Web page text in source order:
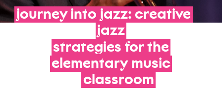
journey into jazz: creative
jazz
strategies for the
elementary music
classroom